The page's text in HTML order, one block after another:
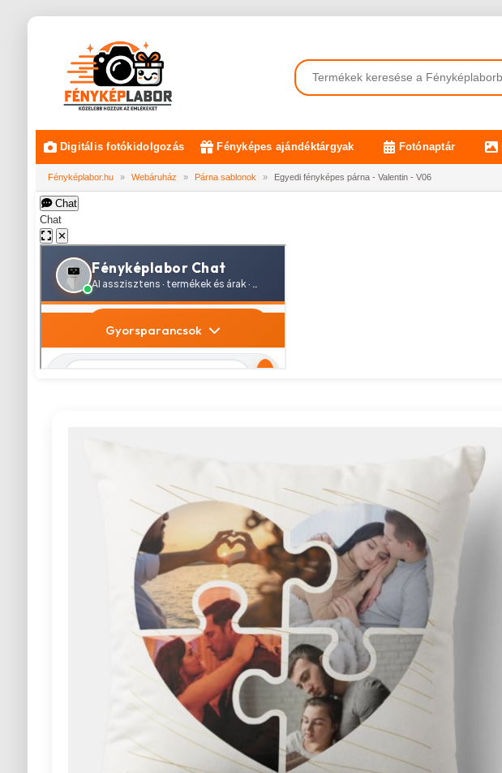
Digitális fotókidolgozás Fényképes ajándéktárgyak Fotónaptár
Fényképlabor.hu » Webáruház » Párna sablonok » Egyedi fényképes párna - Valentin - V06
Chat
Chat
✕